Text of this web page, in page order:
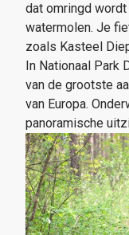
dat omringd
watermolen. Je
zoals Kasteel
In Nationaal Park
van de grootste
van Europa.
panoramische